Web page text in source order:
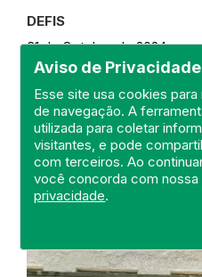
Aviso de Privacidade
Esse site usa cookies
de navegação. A
utilizada para coletar
visitantes, e pode
com terceiros. Ao
você concorda com nossa
privacidade.
DEFIS
31 de October de 2024
REGIÃO METROPOLITANA
ATO MÉDICO
CLÍNICA DA